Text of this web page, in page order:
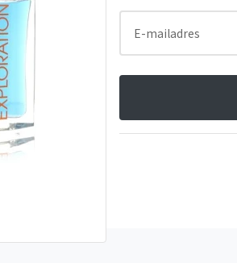
E-mailadres